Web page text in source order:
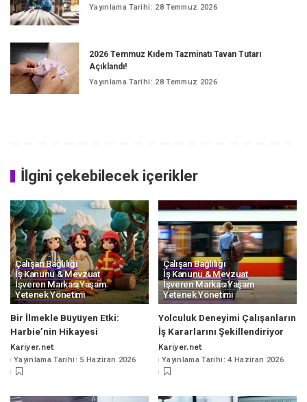
Yayınlama Tarihi: 28 Temmuz 2026
2026 Temmuz Kıdem Tazminatı Tavan Tutarı
Açıklandı!
Yayınlama Tarihi: 28 Temmuz 2026
İlgini çekebilecek içerikler
Çalışan Bağlılığı
İş Kanunu & Mevzuat
İşveren MarkasıYaşam
Yetenek Yönetimi​
Bir İlmekle Büyüyen Etki:
Harbie’nin Hikayesi
Posted
by
Kariyer.net
Yayınlama Tarihi: 5 Haziran 2026
Çalışan Bağlılığı
İş Kanunu & Mevzuat
İşveren MarkasıYaşam
Yetenek Yönetimi​
Yolculuk Deneyimi Çalışanların
İş Kararlarını Şekillendiriyor
Posted
by
Kariyer.net
Yayınlama Tarihi: 4 Haziran 2026